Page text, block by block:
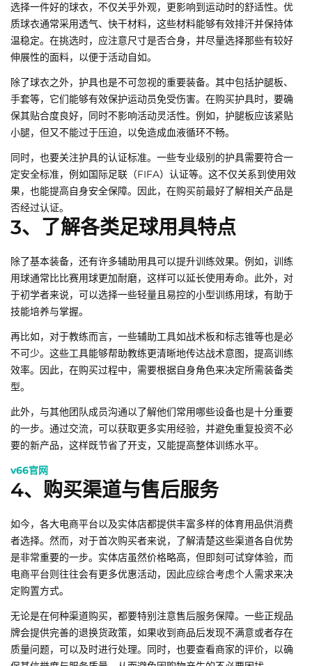
选择一件好的球衣，不仅关乎外观，更影响到运动时的舒适性。优
质球衣通常采用透气、快干材料，这些材料能够有效排汗并保持体
温稳定。在挑选时，应注意尺寸是否合身，并尽量选择那些有较好
伸展性的面料，以便于活动自如。
除了球衣之外，护具也是不可忽视的重要装备。其中包括护腿板、
手套等，它们能够有效保护运动员免受伤害。在购买护具时，要确
保其贴合度良好，同时不影响活动灵活性。例如，护腿板应该紧贴
小腿，但又不能过于压迫，以免造成血液循环不畅。
同时，也要关注护具的认证标准。一些专业级别的护具需要符合一
定安全标准，例如国际足联（FIFA）认证等。这不仅关系到使用效
果，也能提高自身安全保障。因此，在购买前最好了解相关产品是
否经过认证。
3、了解各类足球用具特点
除了基本装备，还有许多辅助用具可以提升训练效果。例如，训练
用球通常比比赛用球更加耐磨，这样可以延长使用寿命。此外，对
于初学者来说，可以选择一些轻量且易控的小型训练用球，有助于
技能培养与掌握。
再比如，对于教练而言，一些辅助工具如战术板和标志锥等也是必
不可少。这些工具能够帮助教练更清晰地传达战术意图，提高训练
效率。因此，在购买过程中，需要根据自身角色来决定所需装备类
型。
此外，与其他团队成员沟通以了解他们常用哪些设备也是十分重要
的一步。通过交流，可以获取更多实用经验，并避免重复投资不必
要的新产品，这样既节省了开支，又能提高整体训练水平。
v66官网
4、购买渠道与售后服务
如今，各大电商平台以及实体店都提供丰富多样的体育用品供消费
者选择。然而，对于首次购买者来说，了解清楚这些渠道各自优势
是非常重要的一步。实体店虽然价格略高，但即刻可试穿体验，而
电商平台则往往会有更多优惠活动，因此应综合考虑个人需求来决
定购置方式。
无论是在何种渠道购买，都要特别注意售后服务保障。一些正规品
牌会提供完善的退换货政策，如果收到商品后发现不满意或者存在
质量问题，可以及时进行处理。同时，也要查看商家的评价，以确